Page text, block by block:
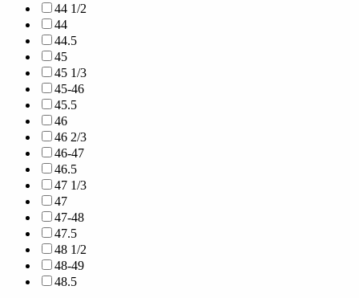
44 1/2
44
44.5
45
45 1/3
45-46
45.5
46
46 2/3
46-47
46.5
47 1/3
47
47-48
47.5
48 1/2
48-49
48.5